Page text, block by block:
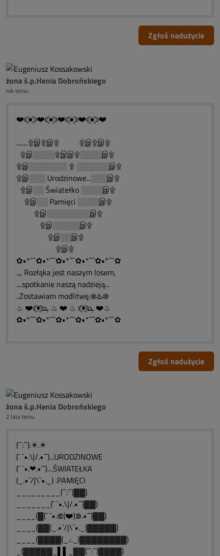
Zgłoś nadużycie
żona ś.p.Henia Dobrońskiego
rok temu
❤️ͼ̮̑●̮̑ͽ❤️ͼ̮̑●̮̑ͽ❤️ͼ̮̑●̮̑ͽ❤️ͼ̮̑●̮̑ͽ❤️
........۩இ۩இ۩ ۩இ۩இ۩
۩இ░░░░۩இஇ۩░░░░இ۩
۩இ░░░░░░░ ۩ ░░░░░░இ۩
۩இ░░░ Urodzinowe...░░░இ۩
۩இ░░ Światełko ░░░░இ۩
۩இ░░ Pamięci ░░░░இ۩
۩இ░░░░░░░░இ۩
۩இ░░░░░இ۩
۩இ░░இ۩
۩இ۩
✿•*´¯`✿•*´¯`✿•*´¯`✿•*´¯`✿•*´¯`✿
..„ Rozłąka jest naszym losem,
....spotkanie naszą nadzieją...
..Zostawiam modlitwę.❄️♨️❄️
♨ ❤️ԑ̮̑♦̮̑ɜܓ ♨ ❤️ ♨ ԑ̮̑♦̮̑ɜܓ ❤️♨
✿•*´¯`✿•*´¯`✿•*´¯`✿•*´¯`✿•*´¯`✿
Zgłoś nadużycie
żona ś.p.Henia Dobrońskiego
2 lata temu
(¯`:´¯).☀.☀
(¯ `•.\|/.•´¯)...URODZINOWE
(¯ `•.❤.•´¯)....ŚWIATEŁKA
(_.•´/|\`•._) .PAMIĘCI
_________(¯`:´¯)▓▓)
_______(¯ `•.\|/.•´¯)▓▓)
____(▓(¯ `•.⋐(❤️)⋑.•´¯)▓▓)
____(▓▓(_.•´/|\`•._)▓▓▓▓▓)
____(▓▓▓▓(_.:._)▓▓▓▓▓▓▓▓)
_(▓▓▓▓▓_▌▌_▓▓(¯`:´¯)▓▓▓▓)